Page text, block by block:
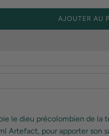
AJOUTER AU
C
G
M
T
.
le dieu précolombien de la
Artefact, pour apporter son